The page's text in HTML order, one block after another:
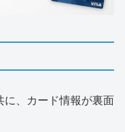
、カード情報が裏面